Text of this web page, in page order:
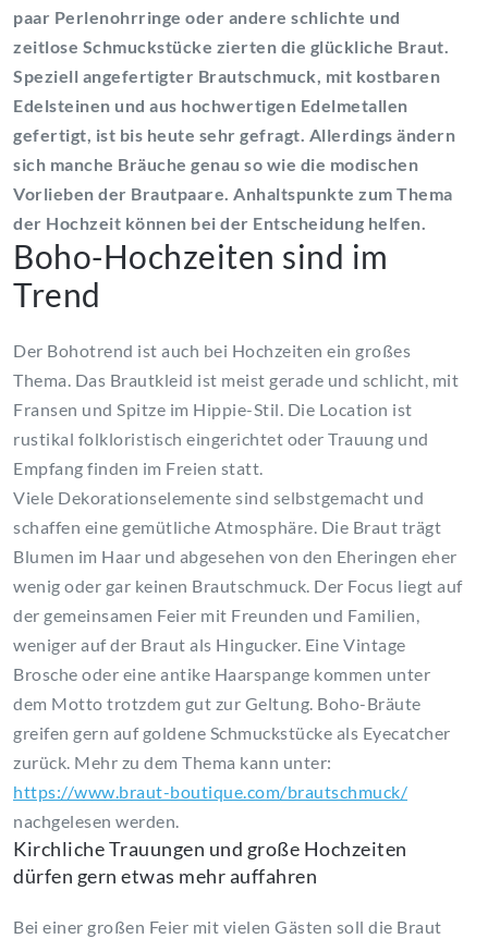
paar Perlenohrringe oder andere schlichte und
zeitlose Schmuckstücke zierten die glückliche Braut.
Speziell angefertigter Brautschmuck, mit kostbaren
Edelsteinen und aus hochwertigen Edelmetallen
gefertigt, ist bis heute sehr gefragt. Allerdings ändern
sich manche Bräuche genau so wie die modischen
Vorlieben der Brautpaare. Anhaltspunkte zum Thema
der Hochzeit können bei der Entscheidung helfen.
Boho-Hochzeiten sind im
Trend
Der Bohotrend ist auch bei Hochzeiten ein großes
Thema. Das Brautkleid ist meist gerade und schlicht, mit
Fransen und Spitze im Hippie-Stil. Die Location ist
rustikal folkloristisch eingerichtet oder Trauung und
Empfang finden im Freien statt.
Viele Dekorationselemente sind selbstgemacht und
schaffen eine gemütliche Atmosphäre. Die Braut trägt
Blumen im Haar und abgesehen von den Eheringen eher
wenig oder gar keinen Brautschmuck. Der Focus liegt auf
der gemeinsamen Feier mit Freunden und Familien,
weniger auf der Braut als Hingucker. Eine Vintage
Brosche oder eine antike Haarspange kommen unter
dem Motto trotzdem gut zur Geltung. Boho-Bräute
greifen gern auf goldene Schmuckstücke als Eyecatcher
zurück. Mehr zu dem Thema kann unter:
https://www.braut-boutique.com/brautschmuck/
nachgelesen werden.
Kirchliche Trauungen und große Hochzeiten
dürfen gern etwas mehr auffahren
Bei einer großen Feier mit vielen Gästen soll die Braut